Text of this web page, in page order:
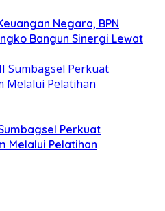
Negara, BPN
Bangun Sinergi Lewat
Perkuat
Melalui Pelatihan